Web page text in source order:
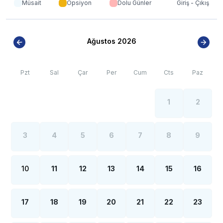
Müsait Opsiyon Dolu Günler Giriş - Çıkış
Ağustos 2026
Pzt Sal Çar Per Cum Cts Paz
1 2
3 4 5 6 7 8 9
10 11 12 13 14 15 16
17 18 19 20 21 22 23